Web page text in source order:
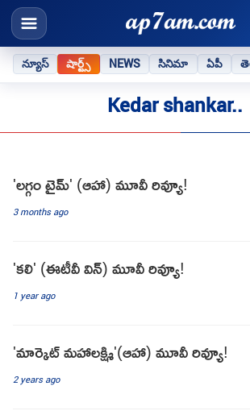
న్యూస్ షార్ట్స్ NEWS సినిమా ఏపీ
Kedar shankar..
'లగ్గం టైమ్' (ఆహా) మూవీ రివ్యూ!
3 months ago
'కలి' (ఈటీవీ విన్) మూవీ రివ్యూ!
1 year ago
'మార్కెట్ మహాలక్ష్మి'(ఆహా) మూవీ రివ్యూ!
2 years ago